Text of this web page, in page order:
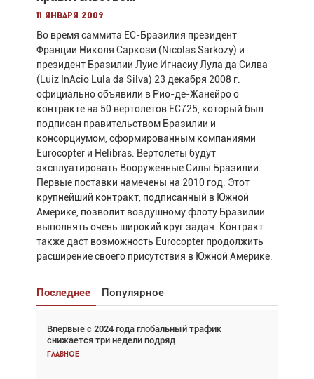
11 января 2009
Во время саммита ЕС-Бразилия президент
Франции Николя Саркози (Nicolas Sarkozy) и
президент Бразилии Луис Игнасиу Лула да Силва
(Luiz InАcio Lula da Silva) 23 декабря 2008 г.
официально объявили в Рио-де-Жанейро о
контракте на 50 вертолетов EC725, который был
подписан правительством Бразилии и
консорциумом, сформированным компаниями
Eurocopter и Helibras. Вертолеты будут
эксплуатировать Вооруженные Силы Бразилии.
Первые поставки намечены на 2010 год. Этот
крупнейший контракт, подписанный в Южной
Америке, позволит воздушному флоту Бразилии
выполнять очень широкий круг задач. Контракт
также даст возможность Eurocopter продолжить
расширение своего присутствия в Южной Америке.
Последнее Популярное
Впервые с 2024 года глобальный трафик
снижается три недели подряд
Главное
Взгляд с высоты: тандем вертолётов и БПЛА в
спасательных операциях
Главное